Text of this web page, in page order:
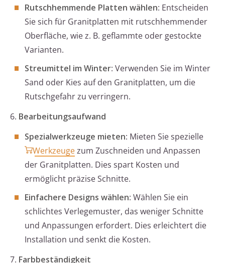
Rutschhemmende Platten wählen: Entscheiden
Sie sich für Granitplatten mit rutschhemmender
Oberfläche, wie z. B. geflammte oder gestockte
Varianten.
Streumittel im Winter: Verwenden Sie im Winter
Sand oder Kies auf den Granitplatten, um die
Rutschgefahr zu verringern.
6. Bearbeitungsaufwand
Spezialwerkzeuge mieten: Mieten Sie spezielle
Werkzeugezum Zuschneiden und Anpassen
der Granitplatten. Dies spart Kosten und
ermöglicht präzise Schnitte.
Einfachere Designs wählen: Wählen Sie ein
schlichtes Verlegemuster, das weniger Schnitte
und Anpassungen erfordert. Dies erleichtert die
Installation und senkt die Kosten.
7. Farbbeständigkeit